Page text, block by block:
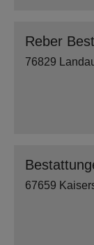
Reber
76829
67659